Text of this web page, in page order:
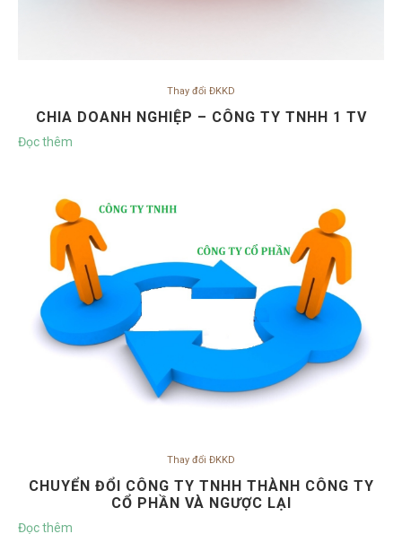
Thay đổi ĐKKD
CHIA DOANH NGHIỆP – CÔNG TY TNHH 1 TV
Đọc thêm
Thay đổi ĐKKD
CHUYỂN ĐỔI CÔNG TY TNHH THÀNH CÔNG TY
CỔ PHẦN VÀ NGƯỢC LẠI
Đọc thêm